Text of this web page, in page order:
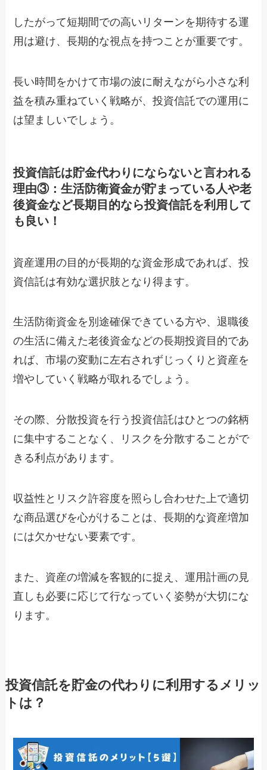
したがって短期間での高いリターンを期待する運
用は避け、長期的な視点を持つことが重要です。
長い時間をかけて市場の波に耐えながら小さな利
益を積み重ねていく戦略が、投資信託での運用に
は望ましいでしょう。
投資信託は貯金代わりにならないと言われる
理由③：生活防衛資金が貯まっている人や老
後資金など長期目的なら投資信託を利用して
も良い！
資産運用の目的が長期的な資金形成であれば、投
資信託は有効な選択肢となり得ます。
生活防衛資金を別途確保できている方や、退職後
の生活に備えた老後資金などの長期投資目的であ
れば、市場の変動に左右されずじっくりと資産を
増やしていく戦略が取れるでしょう。
その際、分散投資を行う投資信託はひとつの銘柄
に集中することなく、リスクを分散することがで
きる利点があります。
収益性とリスク許容度を照らし合わせた上で適切
な商品選びを心がけることは、長期的な資産増加
には欠かせない要素です。
また、資産の増減を客観的に捉え、運用計画の見
直しも必要に応じて行なっていく姿勢が大切にな
ります。
投資信託を貯金の代わりに利用するメリッ
トは？